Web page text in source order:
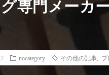
専門メーカ
nocategory その他の記事 プ